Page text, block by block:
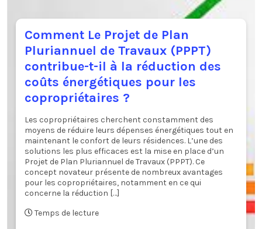
Comment Le Projet de Plan
Pluriannuel de Travaux (PPPT)
contribue-t-il à la réduction des
coûts énergétiques pour les
copropriétaires ?
Les copropriétaires cherchent constamment des
moyens de réduire leurs dépenses énergétiques tout en
maintenant le confort de leurs résidences. L’une des
solutions les plus efficaces est la mise en place d’un
Projet de Plan Pluriannuel de Travaux (PPPT). Ce
concept novateur présente de nombreux avantages
pour les copropriétaires, notamment en ce qui
concerne la réduction […]
Temps de lecture